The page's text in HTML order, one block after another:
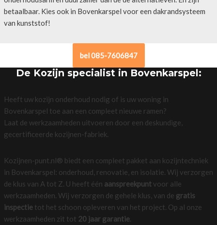
betaalbaar. Kies ook in Bovenkarspel voor een dakrandsysteem
van kunststof!
bel 085-7606847
De Kozijn specialist in Bovenkarspel:
Heeft uw kozijn onderhoud nodig of is uw woning in
Bovenkarspel toe aan een compleet nieuwe ramen?
Laat de werkzaamheden uitvoeren door een deskundige,
gecertificeerde kozijnen-fabriek.
Kozijnen-punt.nl® biedt een compleet pakket aan kozijntechniek
in Bovenkarspel: onderhoud, renovatie, en isolatie. Wij verzorgen
de klus van A tot Z. U heeft één aanspreekpuntvoor alle
werkzaamheden. Wij verzorgen de gehele klus, van de gratis
inspectietot het schoon opleveren van het project. Op al onze
werkzaamheden zit tot 20 jaar garantie.